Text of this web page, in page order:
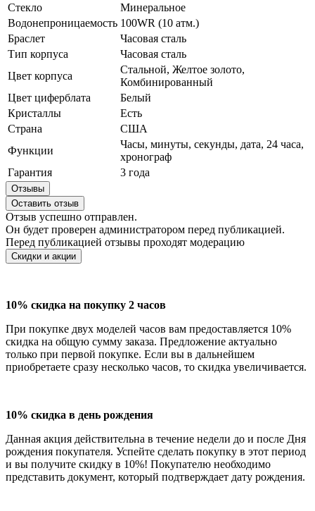
Стекло
Минеральное
Водонепроницаемость 100WR (10 атм.)
Браслет
Часовая сталь
Тип корпуса
Часовая сталь
Цвет корпуса
Стальной, Желтое золото,
Комбинированный
Цвет циферблата
Белый
Кристаллы
Есть
Страна
США
Функции
Часы, минуты, секунды, дата, 24 часа,
хронограф
Гарантия
3 года
Отзывы
Оставить отзыв
Отзыв успешно отправлен.
Он будет проверен администратором перед публикацией.
Перед публикацией отзывы проходят модерацию
Скидки и акции
10% скидка на покупку 2 часов
При покупке двух моделей часов вам предоставляется 10%
скидка на общую сумму заказа. Предложение актуально
только при первой покупке. Если вы в дальнейшем
приобретаете сразу несколько часов, то скидка увеличивается.
10% скидка в день рождения
Данная акция действительна в течение недели до и после Дня
рождения покупателя. Успейте сделать покупку в этот период
и вы получите скидку в 10%! Покупателю необходимо
представить документ, который подтверждает дату рождения.